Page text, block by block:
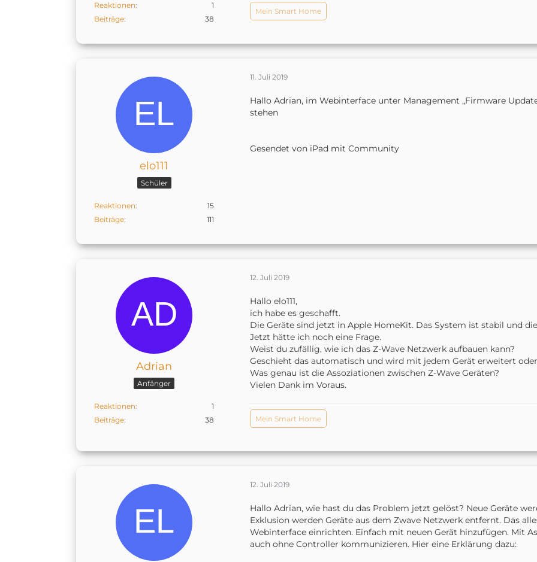
Reaktionen
1
Beiträge
38
Mein Smart Home
elo111
Schüler
Reaktionen
15
Beiträge
111
11. Juli 2019
Hallo Adrian, im Webinterface unter Management „Firmware
stehen
Gesendet von iPad mit Community
Adrian
Anfänger
Reaktionen
1
Beiträge
38
12. Juli 2019
Hallo elo111,
ich habe es geschafft.
Die Geräte sind jetzt in Apple HomeKit. Das System ist stabil und
Jetzt hätte ich noch eine Frage.
Weist du zufällig, wie ich das Z-Wave Netzwerk aufbauen kann?
Geschieht das automatisch und wird mit jedem Gerät erweitert
Was genau ist die Assoziationen zwischen Z-Wave Geräten?
Vielen Dank im Voraus.
Mein Smart Home
12. Juli 2019
Hallo Adrian, wie hast du das Problem jetzt gelöst? Neue Geräte
Exklusion werden Geräte aus dem Zwave Netzwerk entfernt. Das
Webinterface einrichten. Einfach mit neuen Gerät hinzufügen. Mit
auch ohne Controller kommunizieren. Hier eine Erklärung dazu: